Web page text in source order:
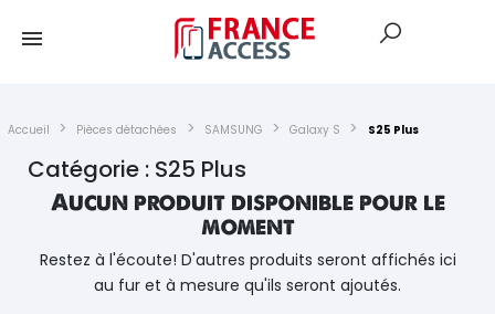
Accueil Pièces détachées SAMSUNG Galaxy S S25 Plus
Catégorie : S25 Plus
Aucun produit disponible pour le
moment
Restez à l'écoute! D'autres produits seront affichés ici
au fur et à mesure qu'ils seront ajoutés.